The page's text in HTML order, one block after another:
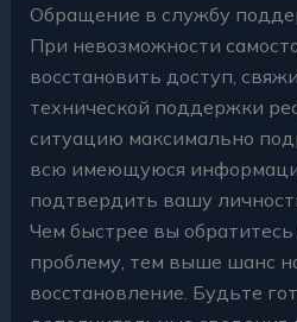
Обращение в службу
При невозможности
восстановить доступ,
технической поддержки
ситуацию максимально
всю имеющуюся
подтвердить вашу
Чем быстрее вы
проблему, тем выше шанс
восстановление. Будьте